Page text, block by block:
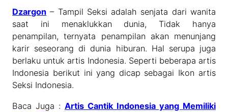
Dzargon – Tampil Seksi adalah senjata dari wanita
saat ini menaklukkan dunia, Tidak hanya
penampilan, ternyata penampilan akan menunjang
karir seseorang di dunia hiburan. Hal serupa juga
berlaku untuk artis Indonesia. Seperti beberapa artis
Indonesia berikut ini yang dicap sebagai Ikon artis
Seksi Indonesia.
Baca Juga :Artis Cantik Indonesia yang Memiliki